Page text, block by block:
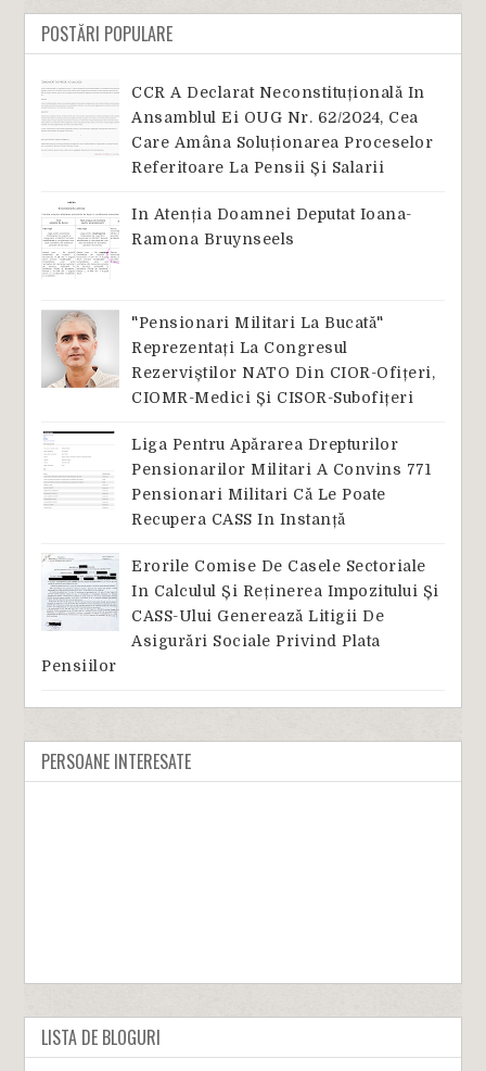
POSTĂRI POPULARE
CCR A Declarat Neconstituțională In
Ansamblul Ei OUG Nr. 62/2024, Cea
Care Amâna Soluționarea Proceselor
Referitoare La Pensii Și Salarii
In Atenția Doamnei Deputat Ioana-
Ramona Bruynseels
"Pensionari Militari La Bucată"
Reprezentați La Congresul
Rezerviștilor NATO Din CIOR-Ofițeri,
CIOMR-Medici Și CISOR-Subofițeri
Liga Pentru Apărarea Drepturilor
Pensionarilor Militari A Convins 771
Pensionari Militari Că Le Poate
Recupera CASS In Instanță
Erorile Comise De Casele Sectoriale
In Calculul Și Reținerea Impozitului Și
CASS-Ului Generează Litigii De
Asigurări Sociale Privind Plata
Pensiilor
PERSOANE INTERESATE
LISTA DE BLOGURI